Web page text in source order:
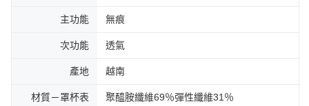
主功能 無痕
次功能 透氣
產地 越南
材質－罩杯表 聚醯胺纖維69％彈性纖維31％